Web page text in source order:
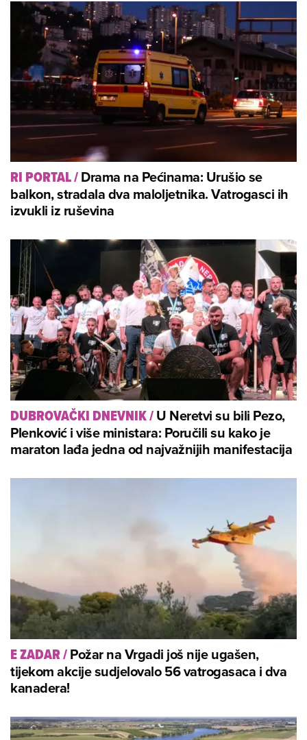
RI PORTAL/Drama na Pećinama: Urušio se
balkon, stradala dva maloljetnika. Vatrogasci ih
izvukli iz ruševina
DUBROVAČKI DNEVNIK/U Neretvi su bili Pezo,
Plenković i više ministara: Poručili su kako je
maraton lađa jedna od najvažnijih manifestacija
E ZADAR/Požar na Vrgadi još nije ugašen,
tijekom akcije sudjelovalo 56 vatrogasaca i dva
kanadera!